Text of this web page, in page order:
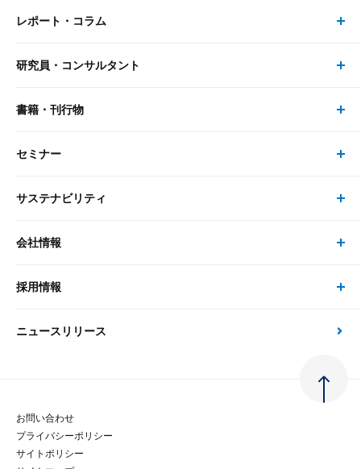
事業・ソリューション トップ
リサーチ
大和総研の強み
先端テクノロジーに基づく新たな価値の創出
レポート・コラム
レポート・コラム トップ
最新のレポート・コラム
政策分析
金融経済教育等
研究員・コンサルタント
研究員・コンサルタント トップ
研究員
書籍・刊行物
書籍・刊行物 トップ
書籍
セミナー
セミナー トップ
現在受付中のセミナー・イベント
サステナビリティ
サステナビリティの取り組み
次世代社会への貢献
マルチステークホルダー方針
会社情報
会社情報 トップ
会社概要・役員一覧
大和総研の歩み
採用情報
採用情報 トップ
経験者採用
ニュースリリース
お問い合わせ
プライバシーポリシー
サイトポリシー